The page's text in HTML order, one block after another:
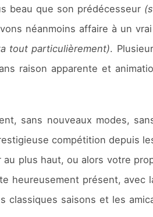
beau que son prédécesseur
néanmoins affaire à un
tout particulièrement).
raison apparente et
sans nouveaux modes,
compétition depuis
plus haut, ou alors votre
heureusement présent, avec
classiques saisons et les